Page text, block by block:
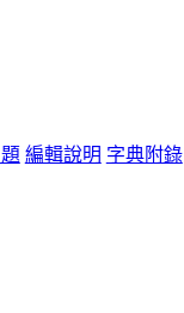
編輯說明 字典附錄